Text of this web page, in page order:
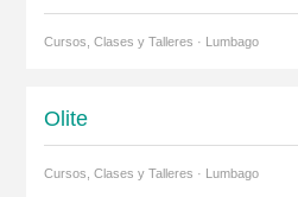
Cursos, Clases y Talleres · Lumbago
Olite
Cursos, Clases y Talleres · Lumbago